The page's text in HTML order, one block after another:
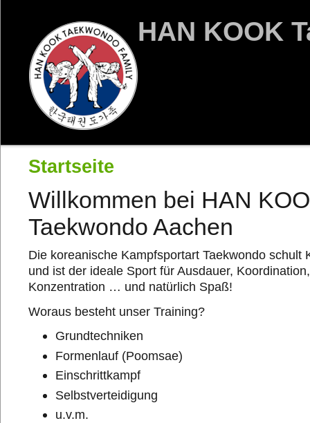
HAN KOOK
Startseite
Willkommen bei HAN
Taekwondo Aachen
Die koreanische Kampfsportart Taekwondo schult
und ist der ideale Sport für Ausdauer,
Konzentration … und natürlich Spaß!
Woraus besteht unser Training?
Grundtechniken
Formenlauf (Poomsae)
Einschrittkampf
Selbstverteidigung
u.v.m.